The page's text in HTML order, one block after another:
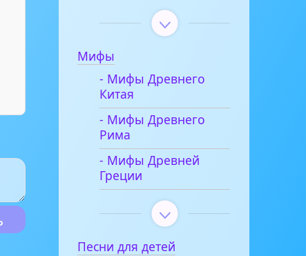
Мифы
- Мифы Древнего
Китая
- Мифы Древнего
Рима
- Мифы Древней
Греции
Песни для детей